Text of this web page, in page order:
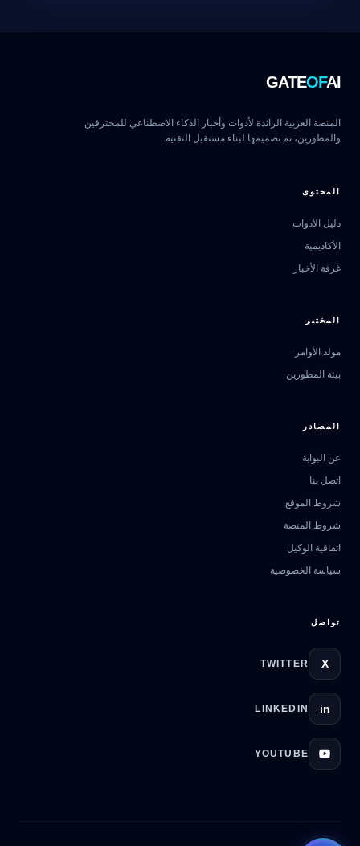
GATEOFAI
المنصة العربية الرائدة لأدوات وأخبار الذكاء الاصطناعي للمحترفين
والمطورين، تم تصميمها لبناء مستقبل التقنية.
المحتوى
دليل الأدوات
الأكاديمية
غرفة الأخبار
المختبر
مولد الأوامر
بيئة المطورين
المصادر
عن البوابة
اتصل بنا
شروط الموقع
شروط المنصة
اتفاقية الوكيل
سياسة الخصوصية
تواصل
X
TWITTER
in
LINKEDIN
YOUTUBE